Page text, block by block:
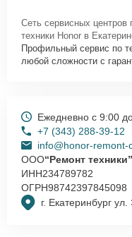
Сеть сервисных центров
техники Honor в
Профильный сервис по
любой сложности с
г. Екатеринбург
Ежедневно с 9:00
+7 (343) 288-39-12
info@honor-remont-
ООО“Ремонт техники”
ИНН234789782
ОГРН98742397845098